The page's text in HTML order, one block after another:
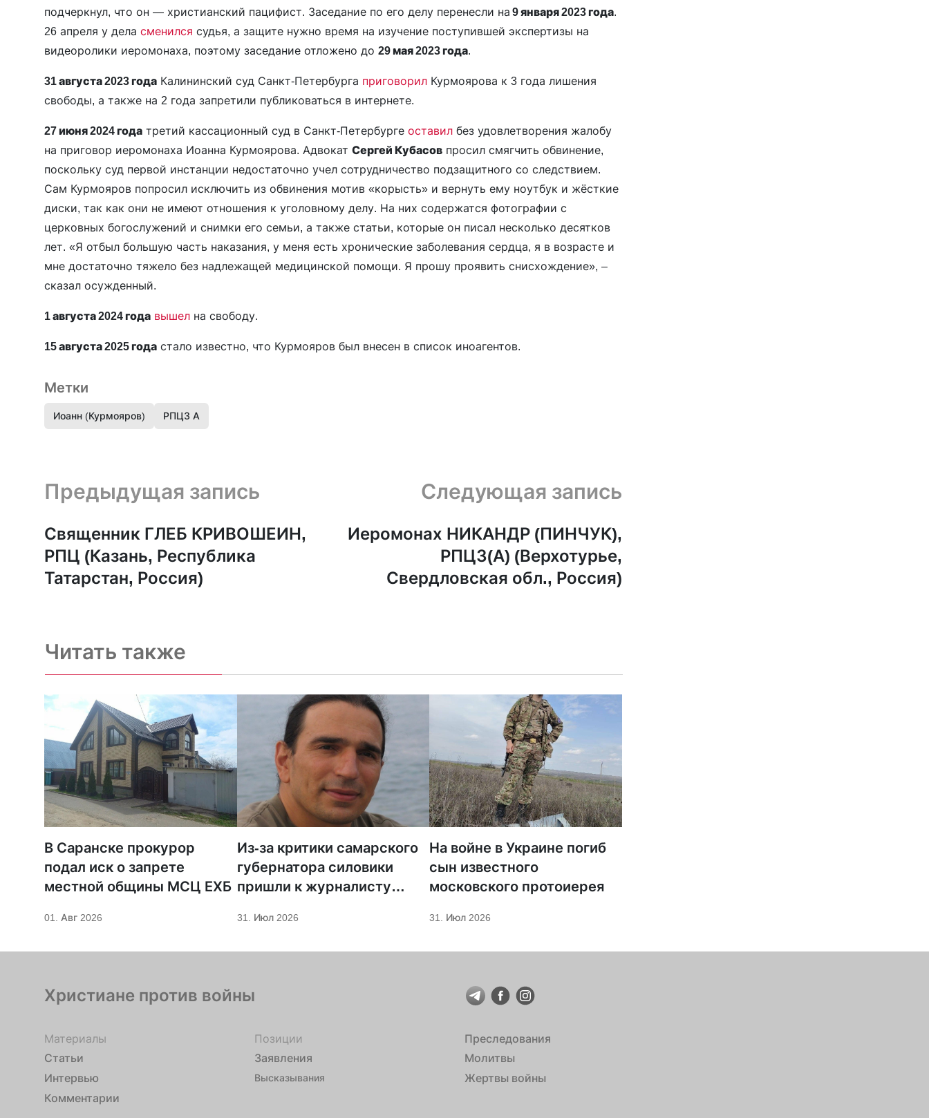
подчеркнул, что он — христианский пацифист. Заседание по его делу перенесли на 9 января 2023 года.
26 апреля у дела сменился судья, а защите нужно время на изучение поступившей экспертизы на
видеоролики иеромонаха, поэтому заседание отложено до 29 мая 2023 года.
31 августа 2023 года Калининский суд Санкт-Петербурга приговорил Курмоярова к 3 года лишения
свободы, а также на 2 года запретили публиковаться в интернете.
27 июня 2024 года третий кассационный суд в Санкт-Петербурге оставил без удовлетворения жалобу
на приговор иеромонаха Иоанна Курмоярова. Адвокат Сергей Кубасов просил смягчить обвинение,
поскольку суд первой инстанции недостаточно учел сотрудничество подзащитного со следствием.
Сам Курмояров попросил исключить из обвинения мотив «корысть» и вернуть ему ноутбук и жёсткие
диски, так как они не имеют отношения к уголовному делу. На них содержатся фотографии с
церковных богослужений и снимки его семьи, а также статьи, которые он писал несколько десятков
лет. «Я отбыл большую часть наказания, у меня есть хронические заболевания сердца, я в возрасте и
мне достаточно тяжело без надлежащей медицинской помощи. Я прошу проявить снисхождение», –
сказал осужденный.
1 августа 2024 года вышел на свободу.
15 августа 2025 года стало известно, что Курмояров был внесен в список иноагентов.
Метки
Иоанн (Курмояров) РПЦЗ А
Предыдущая запись и следующая запись
Предыдущая запись
Священник ГЛЕБ КРИВОШЕИН,
РПЦ (Казань, Республика
Татарстан, Россия)
Следующая запись
Иеромонах НИКАНДР (ПИНЧУК),
РПЦЗ(А) (Верхотурье,
Свердловская обл., Россия)
Читать также
В Саранске прокурор
подал иск о запрете
местной общины МСЦ ЕХБ
01. Авг 2026
Из-за критики самарского
губернатора силовики
пришли к журналисту
31. Июл 2026
На войне в Украине погиб
сын известного
московского протоиерея
31. Июл 2026
Христиане против войны
Материалы
Статьи
Интервью
Комментарии
Позиции
Заявления
Высказывания
Преследования
Молитвы
Жертвы войны